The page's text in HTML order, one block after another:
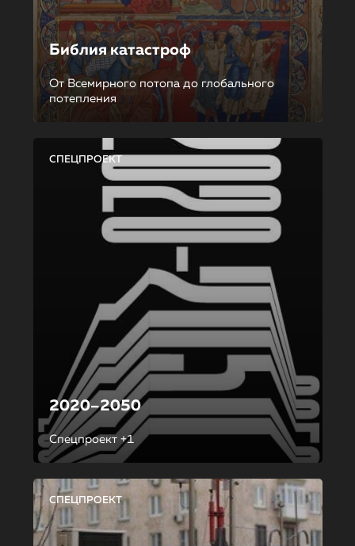
Библия катастроф
От Всемирного потопа до глобального
потепления
СПЕЦПРОЕКТ
2020–2050
Спецпроект +1
СПЕЦПРОЕКТ